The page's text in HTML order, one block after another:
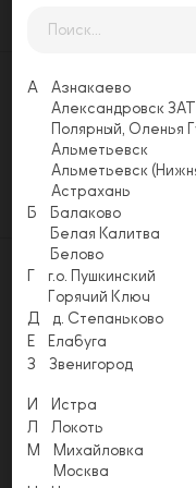
Еще никто
странице.
отзыв!
АкцииУсловия
Напишите нам
История «ПОМОДОРО»
А
Азнакаево
Александровск
Полярный, Оленья
Альметьевск
Альметьевск
Астрахань
Б
Балаково
Белая Калитва
Белово
Г
г.о. Пушкинский
Горячий Ключ
Д д. Степаньково
Е Елабуга
З Звенигород
И Истра
Л Локоть
М
Михайловка
Москва